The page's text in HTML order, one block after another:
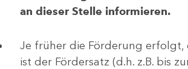
an dieser Stelle informieren.
Je früher die Förderung erfolgt,
ist der Fördersatz (d.h. z.B. bis